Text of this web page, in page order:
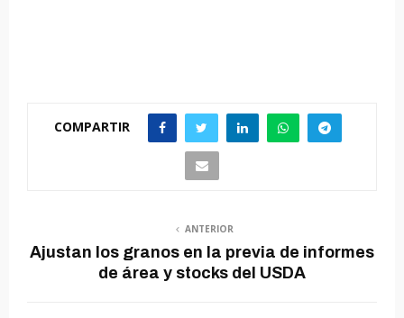
COMPARTIR
ANTERIOR
Ajustan los granos en la previa de informes
de área y stocks del USDA